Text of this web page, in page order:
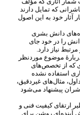
که تمایل دارند
آثار خود به این اصول
های دانش بشری
را در خود جای
نیاز دارد.
موضوع موردنظر
که از تخصصهای
استفاده نشده
مثالهای غیردقیق،
پیشنهاد میشود
ارتقای کیفیت فنی و
آیندهای روشن برای